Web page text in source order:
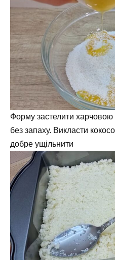
Форму застелити харчовою
без запаху. Викласти
добре ущільнити